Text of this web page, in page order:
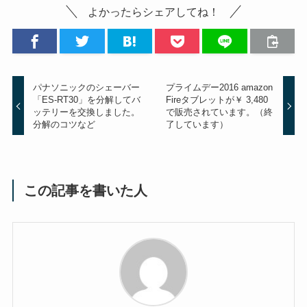
よかったらシェアしてね！
パナソニックのシェーバー
「ES-RT30」を分解してバ
ッテリーを交換しました。
分解のコツなど
プライムデー2016 amazon
Fireタブレットが￥ 3,480
で販売されています。（終
了しています）
この記事を書いた人